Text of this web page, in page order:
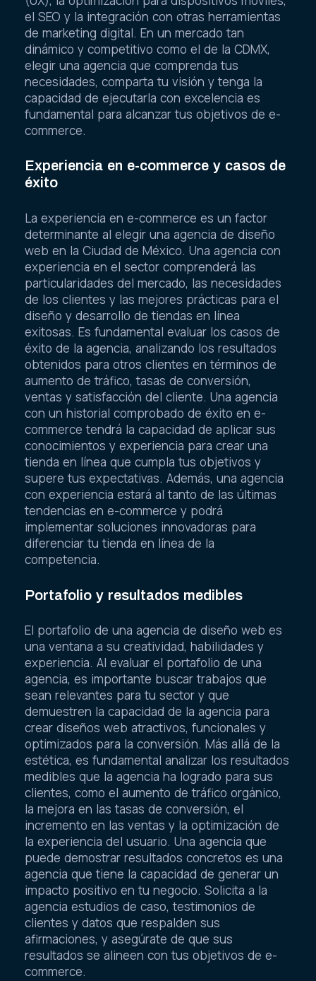
el SEO y la integración con otras herramientas
de marketing digital. En un mercado tan
dinámico y competitivo como el de la CDMX,
elegir una agencia que comprenda tus
necesidades, comparta tu visión y tenga la
capacidad de ejecutarla con excelencia es
fundamental para alcanzar tus objetivos de e-
commerce.
Experiencia en e-commerce y casos de
éxito
La experiencia en e-commerce es un factor
determinante al elegir una agencia de diseño
web en la Ciudad de México. Una agencia con
experiencia en el sector comprenderá las
particularidades del mercado, las necesidades
de los clientes y las mejores prácticas para el
diseño y desarrollo de tiendas en línea
exitosas. Es fundamental evaluar los casos de
éxito de la agencia, analizando los resultados
obtenidos para otros clientes en términos de
aumento de tráfico, tasas de conversión,
ventas y satisfacción del cliente. Una agencia
con un historial comprobado de éxito en e-
commerce tendrá la capacidad de aplicar sus
conocimientos y experiencia para crear una
tienda en línea que cumpla tus objetivos y
supere tus expectativas. Además, una agencia
con experiencia estará al tanto de las últimas
tendencias en e-commerce y podrá
implementar soluciones innovadoras para
diferenciar tu tienda en línea de la
competencia.
Portafolio y resultados medibles
El portafolio de una agencia de diseño web es
una ventana a su creatividad, habilidades y
experiencia. Al evaluar el portafolio de una
agencia, es importante buscar trabajos que
sean relevantes para tu sector y que
demuestren la capacidad de la agencia para
crear diseños web atractivos, funcionales y
optimizados para la conversión. Más allá de la
estética, es fundamental analizar los resultados
medibles que la agencia ha logrado para sus
clientes, como el aumento de tráfico orgánico,
la mejora en las tasas de conversión, el
incremento en las ventas y la optimización de
la experiencia del usuario. Una agencia que
puede demostrar resultados concretos es una
agencia que tiene la capacidad de generar un
impacto positivo en tu negocio. Solicita a la
agencia estudios de caso, testimonios de
clientes y datos que respalden sus
afirmaciones, y asegúrate de que sus
resultados se alineen con tus objetivos de e-
commerce.